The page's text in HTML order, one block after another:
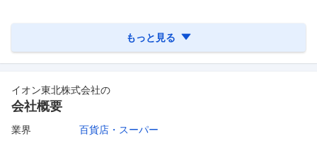
もっと見る
イオン東北株式会社の
会社概要
業界 百貨店・スーパー